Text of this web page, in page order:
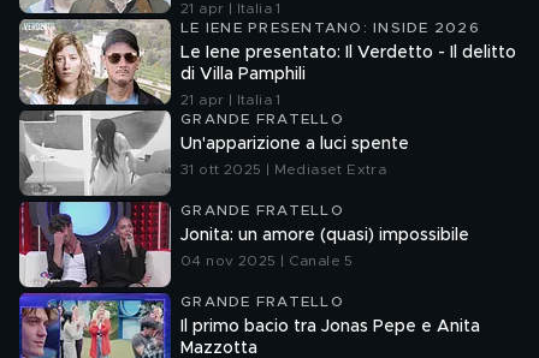
21 apr | Italia 1
LE IENE PRESENTANO: INSIDE 2026
Le Iene presentato: Il Verdetto - Il delitto
di Villa Pamphili
21 apr | Italia 1
GRANDE FRATELLO
Un'apparizione a luci spente
31 ott 2025 | Mediaset Extra
GRANDE FRATELLO
Jonita: un amore (quasi) impossibile
04 nov 2025 | Canale 5
GRANDE FRATELLO
Il primo bacio tra Jonas Pepe e Anita
Mazzotta